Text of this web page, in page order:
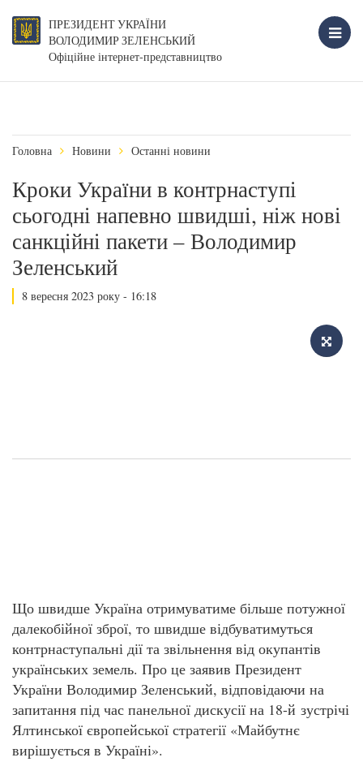
ПРЕЗИДЕНТ УКРАЇНИ
ВОЛОДИМИР ЗЕЛЕНСЬКИЙ
Офіційне інтернет-представництво
Головна Новини Останні новини
Кроки України в контрнаступі
сьогодні напевно швидші, ніж нові
санкційні пакети – Володимир
Зеленський
8 вересня 2023 року - 16:18
Що швидше Україна отримуватиме більше потужної
далекобійної зброї, то швидше відбуватимуться
контрнаступальні дії та звільнення від окупантів
українських земель. Про це заявив Президент
України Володимир Зеленський, відповідаючи на
запитання під час панельної дискусії на 18-й зустрічі
Ялтинської європейської стратегії «Майбутнє
вирішується в Україні».